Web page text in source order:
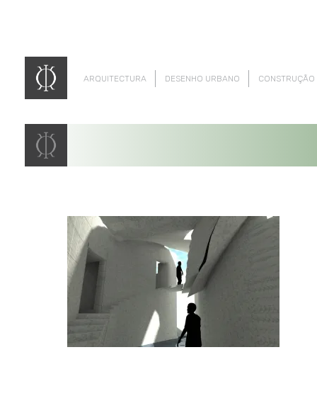
ARQUITECTURA DESENHO URBANO CONSTRUÇÃO